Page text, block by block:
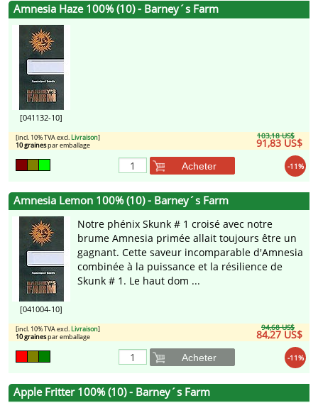
Amnesia Haze 100% (10) - Barney´s Farm
[041132-10]
103,18 US$
91,83 US$
[incl. 10% TVA excl. Livraison]
10 grainespar emballage
-11%
Acheter
Amnesia Lemon 100% (10) - Barney´s Farm
[041004-10]
Notre phénix Skunk # 1 croisé avec notre
brume Amnesia primée allait toujours être un
gagnant. Cette saveur incomparable d'Amnesia
combinée à la puissance et la résilience de
Skunk # 1. Le haut dom ...
94,68 US$
84,27 US$
[incl. 10% TVA excl. Livraison]
10 grainespar emballage
-11%
Acheter
Apple Fritter 100% (10) - Barney´s Farm